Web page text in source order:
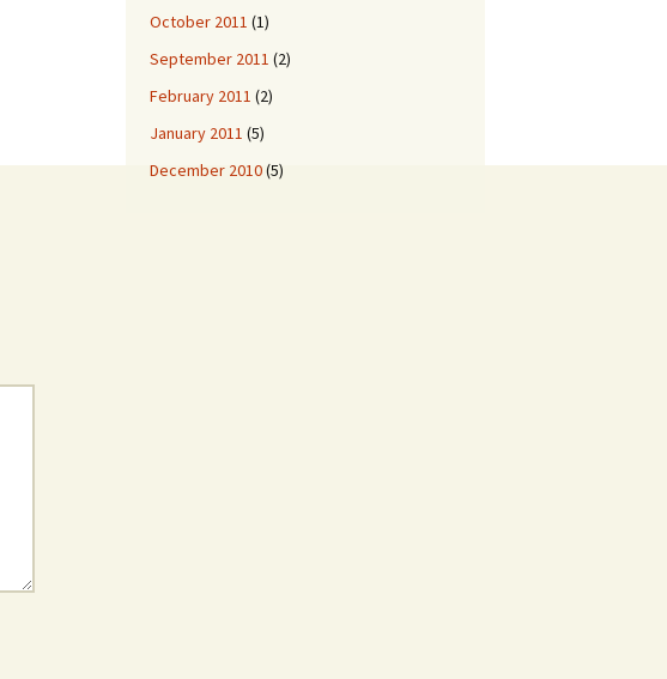
October 2011 (1)
September 2011 (2)
February 2011 (2)
January 2011 (5)
December 2010(5)